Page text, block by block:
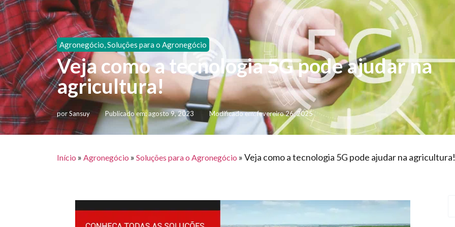
Agronegócio,Soluções para o Agronegócio
Veja como a tecnologia 5G pode ajudar na
agricultura!
porSansuy Publicado em:agosto 9, 2023 Modificado em: fevereiro 26, 2025
Início » Agronegócio » Soluções para o Agronegócio »Veja como a tecnologia 5G pode ajudar na agricultura!